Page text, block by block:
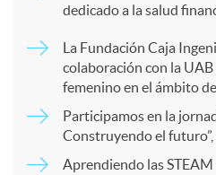
dedicado a la salud
La Fundación Caja
colaboración con la
femenino en el ámbito
Participamos en la
Construyendo el
Aprendiendo las